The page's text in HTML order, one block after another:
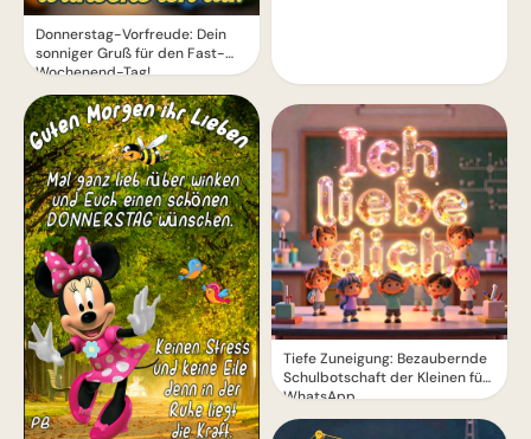
Donnerstag-Vorfreude: Dein
sonniger Gruß für den Fast-
Wochenend-Tag!
Tiefe Zuneigung: Bezaubernde
Schulbotschaft der Kleinen für
WhatsApp